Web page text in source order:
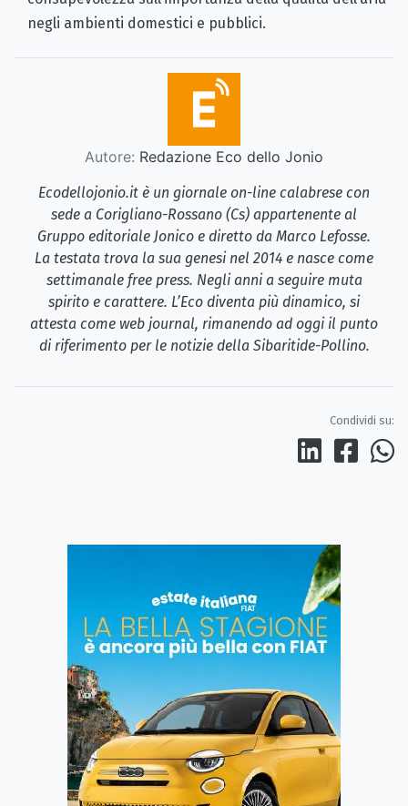
negli ambienti domestici e pubblici.
Autore: Redazione Eco dello Jonio
Ecodellojonio.it è un giornale on-line calabrese con
sede a Corigliano-Rossano (Cs) appartenente al
Gruppo editoriale Jonico e diretto da Marco Lefosse.
La testata trova la sua genesi nel 2014 e nasce come
settimanale free press. Negli anni a seguire muta
spirito e carattere. L’Eco diventa più dinamico, si
attesta come web journal, rimanendo ad oggi il punto
di riferimento per le notizie della Sibaritide-Pollino.
Condividi su: